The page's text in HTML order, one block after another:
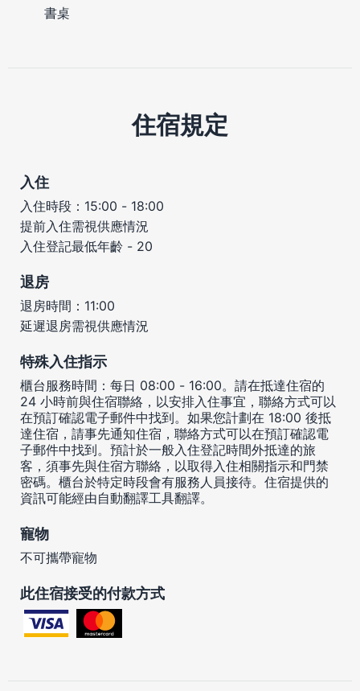
書桌
住宿規定
入住
入住時段：15:00 - 18:00
提前入住需視供應情況
入住登記最低年齡 - 20
退房
退房時間：11:00
延遲退房需視供應情況
特殊入住指示
櫃台服務時間：每日 08:00 - 16:00。請在抵達住宿的
24 小時前與住宿聯絡，以安排入住事宜，聯絡方式可以
在預訂確認電子郵件中找到。如果您計劃在 18:00 後抵
達住宿，請事先通知住宿，聯絡方式可以在預訂確認電
子郵件中找到。預計於一般入住登記時間外抵達的旅
客，須事先與住宿方聯絡，以取得入住相關指示和門禁
密碼。櫃台於特定時段會有服務人員接待。住宿提供的
資訊可能經由自動翻譯工具翻譯。
寵物
不可攜帶寵物
此住宿接受的付款方式